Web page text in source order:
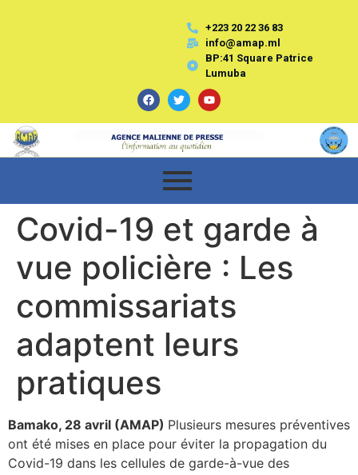
+223 20 22 36 83
info@amap.ml
BP:41 Square Patrice
Lumuba
Covid-19 et garde à
vue policière : Les
commissariats
adaptent leurs
pratiques
Bamako, 28 avril (AMAP) Plusieurs mesures préventives
ont été mises en place pour éviter la propagation du
Covid-19 dans les cellules de garde-à-vue des